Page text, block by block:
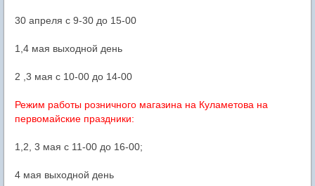
30 апреля с 9-30 до 15-00
1,4 мая выходной день
2 ,3 мая с 10-00 до 14-00
Режим работы розничного магазина на Куламетова на
первомайские праздники:
1,2, 3 мая с 11-00 до 16-00;
4 мая выходной день